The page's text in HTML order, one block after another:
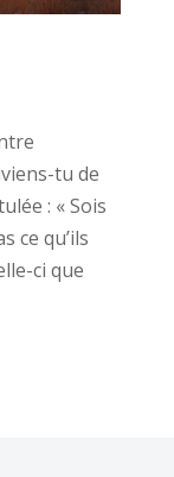
tu de
: « Sois
ce qu’ils
ci que